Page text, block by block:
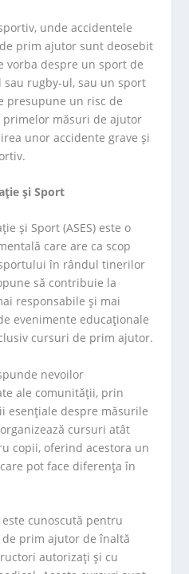
unde accidentele
prim ajutor sunt deosebit
vorba despre un sport de
rugby-ul, sau un sport
presupune un risc de
primelor măsuri de ajutor
unor accidente grave și
și Sport
și Sport (ASES) este o
care are ca scop
în rândul tinerilor
să contribuie la
responsabile și mai
evenimente educaționale
cursuri de prim ajutor.
nevoilor
ale comunității, prin
esențiale despre măsurile
cursuri atât
copii, oferind acestora un
pot face diferența în
este cunoscută pentru
prim ajutor de înaltă
autorizați și cu